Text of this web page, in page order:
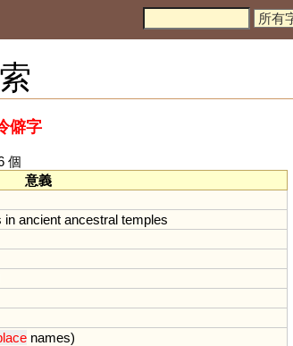
僻字
個
意義
in ancient ancestral temples
names)